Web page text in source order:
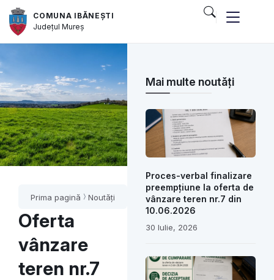
COMUNA IBĂNEȘTI
JudețulMureș
Prima pagină Noutăți
Oferta
vânzare
teren nr.7
Mai multe noutăți
Proces-verbal finalizare
preempțiune la oferta de
vânzare teren nr.7 din
10.06.2026
30 Iulie, 2026